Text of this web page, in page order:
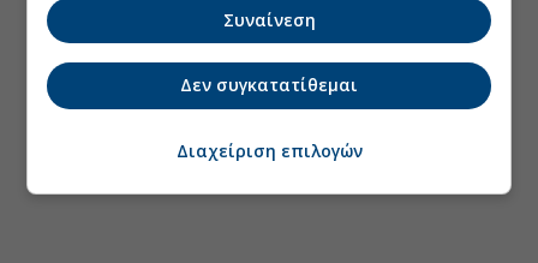
Συναίνεση
Δεν συγκατατίθεμαι
Διαχείριση επιλογών